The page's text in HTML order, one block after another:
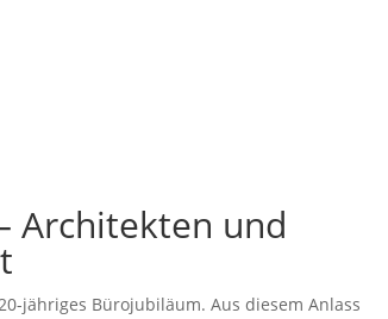
Architekten und
jähriges Bürojubiläum. Aus diesem Anlass